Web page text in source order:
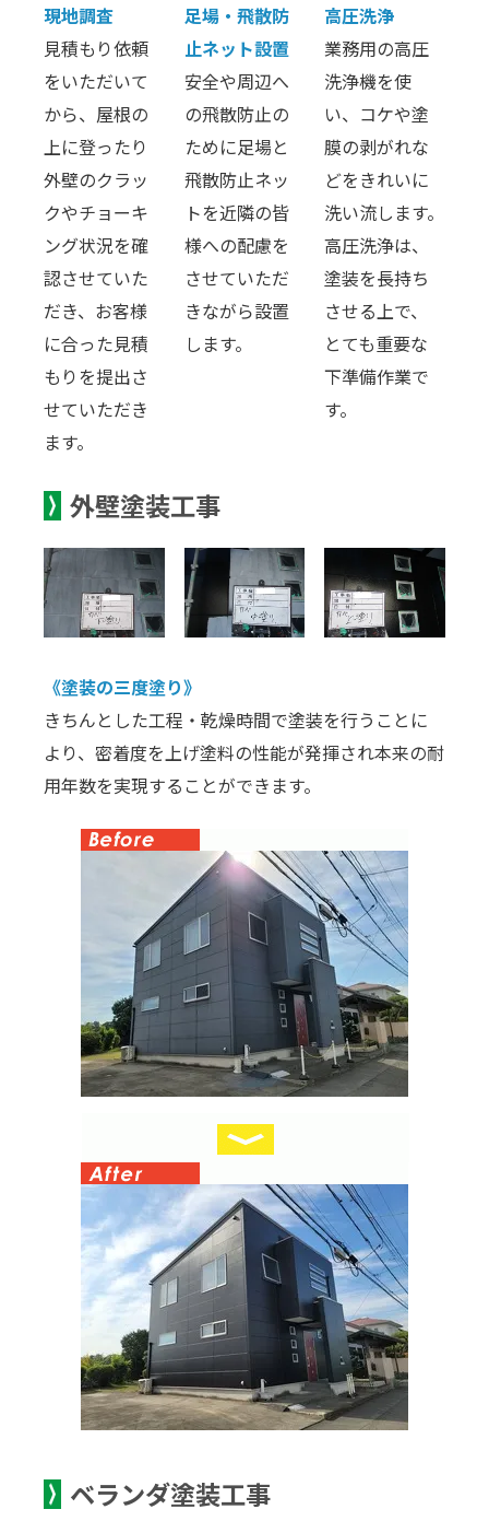
現地調査
見積もり依頼
をいただいて
から、屋根の
上に登ったり
外壁のクラッ
クやチョーキ
ング状況を確
認させていた
だき、お客様
に合った見積
もりを提出さ
せていただき
ます。
足場・飛散防
止ネット設置
安全や周辺へ
の飛散防止の
ために足場と
飛散防止ネッ
トを近隣の皆
様への配慮を
させていただ
きながら設置
します。
高圧洗浄
業務用の高圧
洗浄機を使
い、コケや塗
膜の剥がれな
どをきれいに
洗い流します。
高圧洗浄は、
塗装を長持ち
させる上で、
とても重要な
下準備作業で
す。
外壁塗装工事
《塗装の三度塗り》
きちんとした工程・乾燥時間で塗装を行うことに
より、密着度を上げ塗料の性能が発揮され本来の耐
用年数を実現することができます。
ベランダ塗装工事